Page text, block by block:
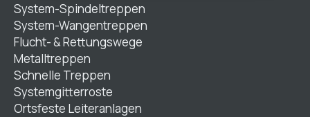
System-Spindeltreppen
System-Wangentreppen
Flucht- & Rettungswege
Metalltreppen
Schnelle Treppen
Systemgitterroste
Ortsfeste Leiteranlagen